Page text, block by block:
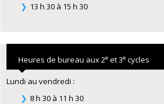
13 h 30 à 15 h 30
Heures de bureau aux 2e et 3e cycles
Lundi au vendredi :
8 h 30 à 11 h 30